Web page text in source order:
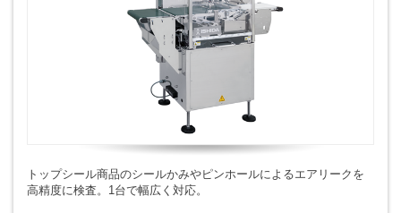
トップシール商品のシールかみやピンホールによるエアリークを
高精度に検査。1台で幅広く対応。